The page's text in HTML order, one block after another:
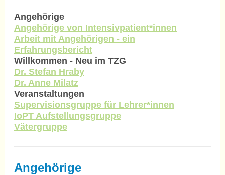
Angehörige
Angehörige von Intensivpatient*innen
Arbeit mit Angehörigen - ein
Erfahrungsbericht
Willkommen - Neu im TZG
Dr. Stefan Hraby
Dr. Anne Milatz
Veranstaltungen
Supervisionsgruppe für Lehrer*innen
IoPT Aufstellungsgruppe
Vätergruppe
Angehörige